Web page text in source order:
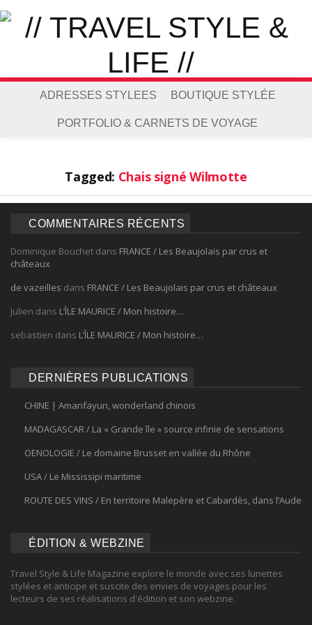
ADRESSES STYLEES BOUTIQUE STYLÉE
PORTFOLIO & CARNETS DE VOYAGE
Tagged: Chais signé Wilmotte
COMMENTAIRES RÉCENTS
Dominique Bouchet dans FRANCE / Les Beaujolais par crus et
châteaux
de vazeilles dans FRANCE / Les Beaujolais par crus et châteaux
Julien dans L’ÎLE MAURICE / Mon histoire…
sebastien dans L’ÎLE MAURICE / Mon histoire…
DERNIÈRES PUBLICATIONS
CHINE | Amanfayun, wonderland chinois
MADAGASCAR / La « Grande île » source infinie de sensations
OENOLOGIE / Le domaine Brusset en vallée du Rhône
USA / Le Mississipi maritime
ROUTE DES VINS / En territoire Malepère et Cabardès, dans l’Aude
ÉDITION & WEBZINE
Travel Style & Life Magazine explore le monde avec ses lunettes
stylées et anticipe et suscite des envies de voyages pour les
lecteurs de ses réalisations d'édition et son webzine.